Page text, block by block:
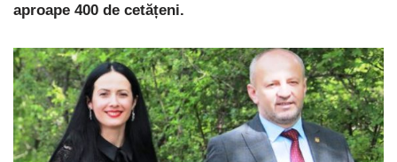
aproape 400 de cetățeni.